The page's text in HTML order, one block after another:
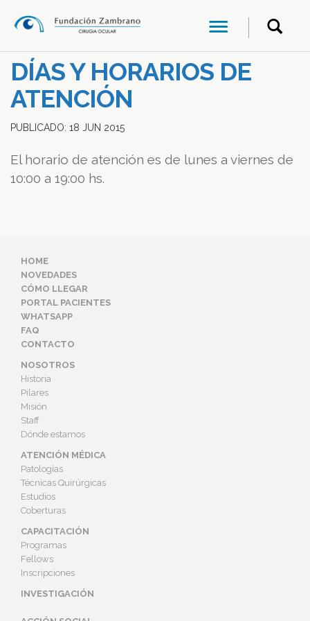
DÍAS Y HORARIOS DE
ATENCIÓN
PUBLICADO: 18 JUN 2015
El horario de atención es de lunes a viernes de
10:00 a 19:00 hs.
HOME
NOVEDADES
CÓMO LLEGAR
PORTAL PACIENTES
WHATSAPP
FAQ
CONTACTO
NOSOTROS
Historia
Pilares
Misión
Staff
Dónde estamos
ATENCIÓN MÉDICA
Patologías
Técnicas Quirúrgicas
Estudios
Coberturas
CAPACITACIÓN
Programas
Fellows
Inscripciones
INVESTIGACIÓN